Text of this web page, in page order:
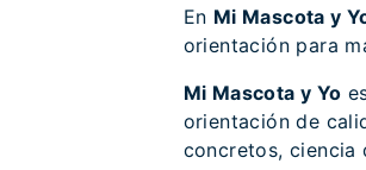
En Mi Mascota y
orientación para
Mi Mascota y Yo
orientación de
concretos, ciencia